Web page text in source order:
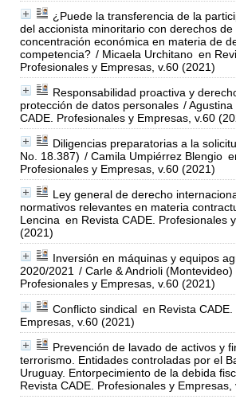
¿Puede la transferencia de la
del accionista minoritario con derechos
concentración económica en materia de
competencia? / Micaela Urchitano en
Profesionales y Empresas, v.60 (2021)
Responsabilidad proactiva y
protección de datos personales / Agustina
CADE. Profesionales y Empresas, v.60
Diligencias preparatorias a la
No. 18.387) / Camila Umpiérrez Blengio
Profesionales y Empresas, v.60 (2021)
Ley general de derecho
normativos relevantes en materia
Lencina en Revista CADE. Profesionales
(2021)
Inversión en máquinas y equipos
2020/2021 / Carle & Andrioli (Montevideo)
Profesionales y Empresas, v.60 (2021)
Conflicto sindical en Revista
Empresas, v.60 (2021)
Prevención de lavado de activos y
terrorismo. Entidades controladas por el
Uruguay. Entorpecimiento de la debida
Revista CADE. Profesionales y Empresas,